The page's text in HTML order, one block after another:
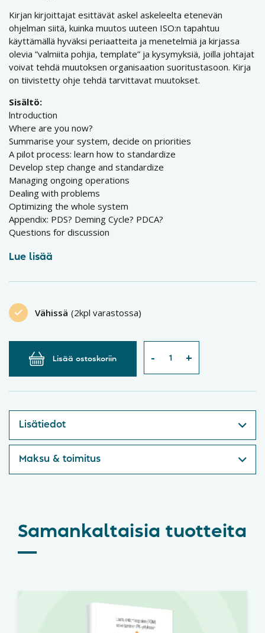
Kirjan kirjoittajat esittävät askel askeleelta etenevän
ohjelman siitä, kuinka muutos uuteen ISO:n tapahtuu
käyttämällä hyväksi periaatteita ja menetelmiä ja kirjassa
olevia ”valmiita pohjia, template” ja kysymyksiä, joilla johtajat
voivat tehdä muutoksen organisaation suoritustasoon. Kirja
on tiivistetty ohje tehdä tarvittavat muutokset.
Sisältö:
lntroduction
Where are you now?
Summarise your system, decide on priorities
A pilot process: learn how to standardize
Develop step change and standardize
Managing ongoing operations
Dealing with problems
Optimizing the whole system
Appendix: PDS? Deming Cycle? PDCA?
Questions for discussion
Lue lisää
Vähissä (2kpl varastossa)
Lisää ostoskoriin
Lisätiedot
Maksu & toimitus
Samankaltaisia tuotteita